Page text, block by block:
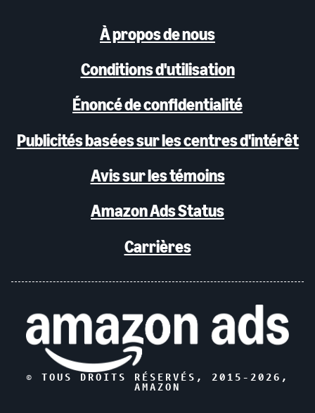
À propos de nous
Conditions d'utilisation
Énoncé de confidentialité
Publicités basées sur les centres d'intérêt
Avis sur les témoins
Amazon Ads Status
Carrières
© TOUS DROITS RÉSERVÉS, 2015- 2026 ,
AMAZON